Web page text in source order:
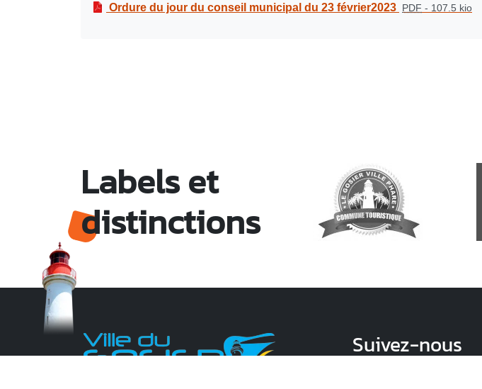
Ordure du jour du conseil municipal du 23 février2023 PDF - 107.5 kio
Labels et
distinctions
Suivez-nous